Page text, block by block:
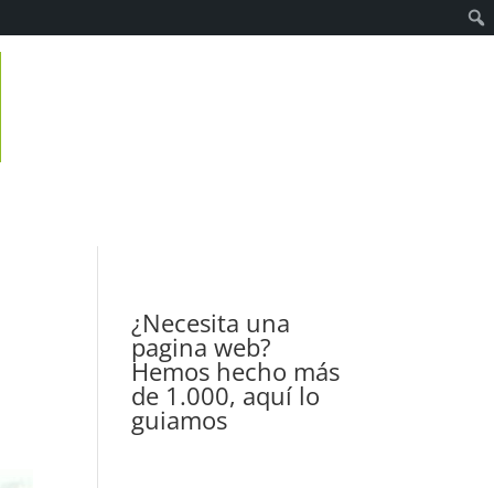
¿Necesita una
pagina web?
Hemos hecho más
de 1.000, aquí lo
guiamos